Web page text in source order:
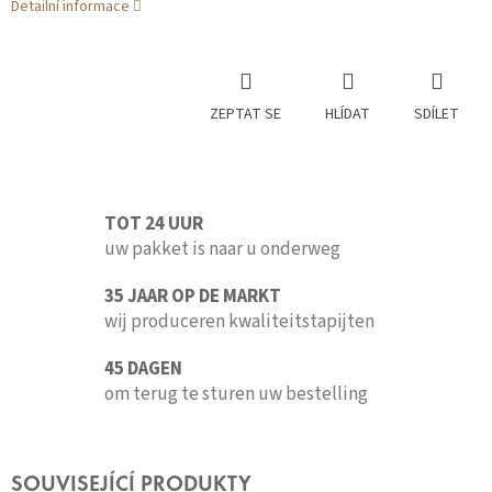
Detailní informace
ZEPTAT SE HLÍDAT SDÍLET
TOT 24 UUR
uw pakket is naar u onderweg
35 JAAR OP DE MARKT
wij produceren kwaliteitstapijten
45 DAGEN
om terug te sturen uw bestelling
SOUVISEJÍCÍ PRODUKTY